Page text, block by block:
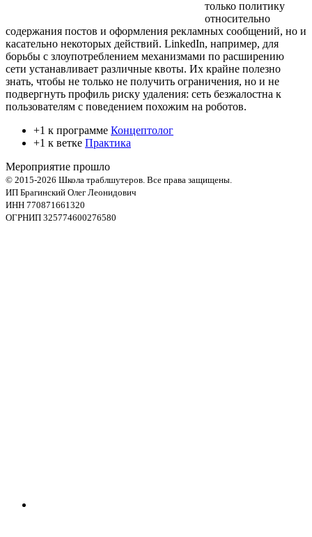
только политику
относительно
содержания постов и оформления рекламных сообщений, но и
касательно некоторых действий. LinkedIn, например, для
борьбы с злоупотреблением механизмами по расширению
сети устанавливает различные квоты. Их крайне полезно
знать, чтобы не только не получить ограничения, но и не
подвергнуть профиль риску удаления: сеть безжалостна к
пользователям с поведением похожим на роботов.
+1 к программе Концептолог
+1 к ветке Практика
Мероприятие прошло
© 2015-2026 Школа траблшутеров. Все права защищены.
ИП Брагинский Олег Леонидович
ИНН 770871661320
ОГРНИП 325774600276580